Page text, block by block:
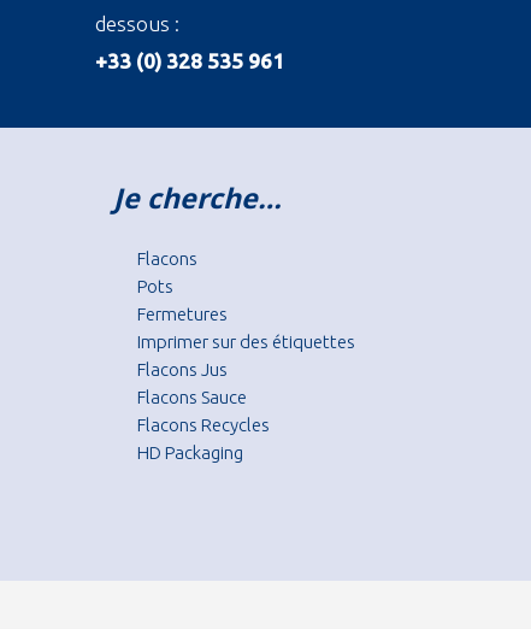
dessous :
+33 (0) 328 535 961
Je cherche…
Flacons
Pots
Fermetures
Imprimer sur des étiquettes
Flacons Jus
Flacons Sauce
Flacons Recycles
HD Packaging